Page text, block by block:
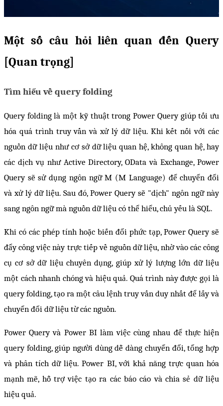
Một số câu hỏi liên quan đến Query
[Quan trọng]
Tìm hiểu về query folding
Query folding là một kỹ thuật trong Power Query giúp tối ưu
hóa quá trình truy vấn và xử lý dữ liệu. Khi kết nối với các
nguồn dữ liệu như cơ sở dữ liệu quan hệ, không quan hệ, hay
các dịch vụ như Active Directory, OData và Exchange, Power
Query sẽ sử dụng ngôn ngữ M (M Language) để chuyển đổi
và xử lý dữ liệu. Sau đó, Power Query sẽ "dịch" ngôn ngữ này
sang ngôn ngữ mà nguồn dữ liệu có thể hiểu, chủ yếu là SQL.
Khi có các phép tính hoặc biến đổi phức tạp, Power Query sẽ
đẩy công việc này trực tiếp về nguồn dữ liệu, nhờ vào các công
cụ cơ sở dữ liệu chuyên dụng, giúp xử lý lượng lớn dữ liệu
một cách nhanh chóng và hiệu quả. Quá trình này được gọi là
query folding, tạo ra một câu lệnh truy vấn duy nhất để lấy và
chuyển đổi dữ liệu từ các nguồn.
Power Query và Power BI làm việc cùng nhau để thực hiện
query folding, giúp người dùng dễ dàng chuyển đổi, tổng hợp
và phân tích dữ liệu. Power BI, với khả năng trực quan hóa
mạnh mẽ, hỗ trợ việc tạo ra các báo cáo và chia sẻ dữ liệu
hiệu quả.